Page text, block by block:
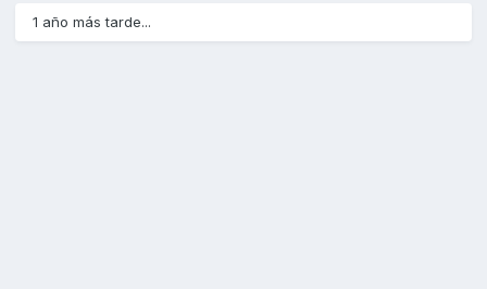
1 año más tarde...